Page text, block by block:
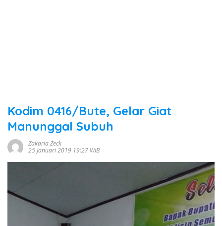
Kodim 0416/Bute, Gelar Giat
Manunggal Subuh
Zakaria Zeck
25 Januari 2019 19:27 WIB